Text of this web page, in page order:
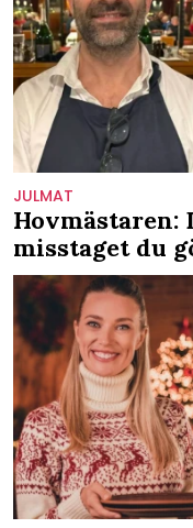
JULMAT
Hovmästaren:
misstaget du